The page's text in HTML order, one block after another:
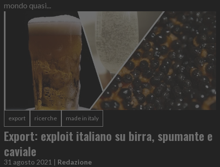
mondo quasi...
export ricerche made in italy
Export: exploit italiano su birra, spumante e
caviale
31 agosto 2021 | Redazione